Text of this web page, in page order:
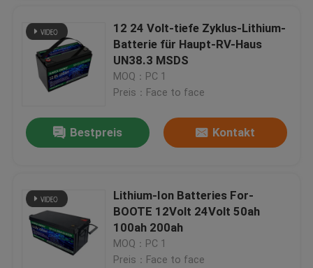
12 24 Volt-tiefe Zyklus-Lithium-
Batterie für Haupt-RV-Haus
UN38.3 MSDS
MOQ：PC 1
Preis：Face to face
Bestpreis Kontakt
Lithium-Ion Batteries For-
BOOTE 12Volt 24Volt 50ah
100ah 200ah
MOQ：PC 1
Preis：Face to face